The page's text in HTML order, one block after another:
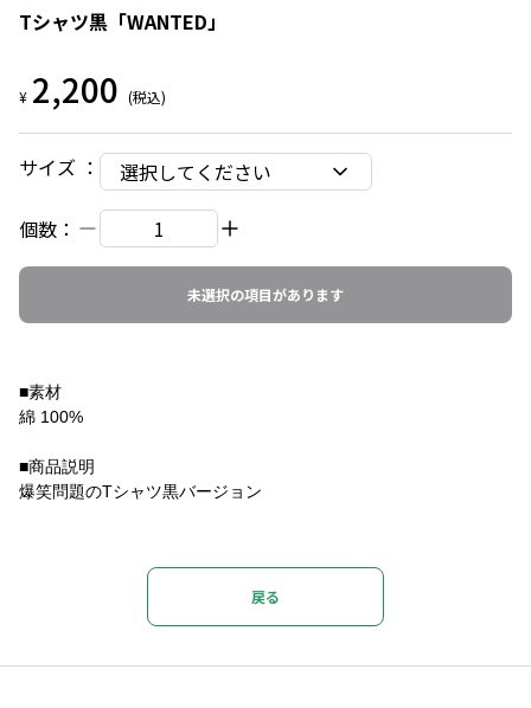
Tシャツ黒「WANTED」
¥ 2,200 (税込)
サイズ ：
選択してください
個数：
未選択の項目があります
■素材
綿 100%
■商品説明
爆笑問題のTシャツ黒バージョン
戻る